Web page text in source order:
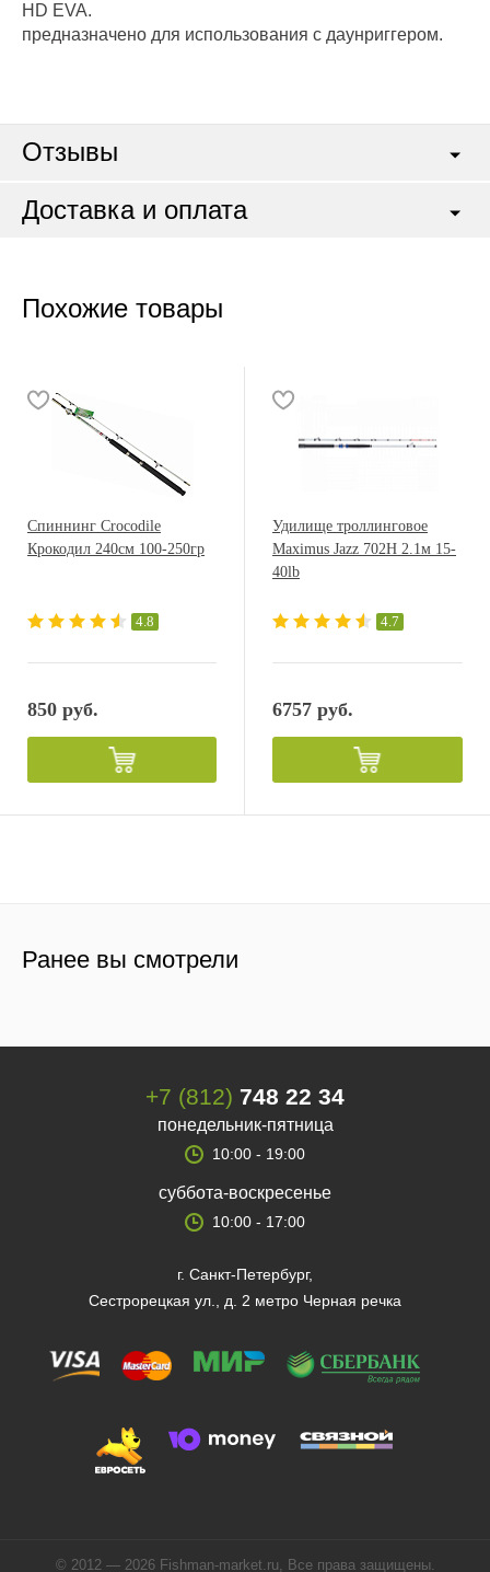
HD EVA.
предназначено для использования с даунриггером.
Отзывы
Доставка и оплата
Похожие товары
Спиннинг Crocodile
Крокодил 240см 100-250гр
4.8
850 руб.
Удилище троллинговое
Maximus Jazz 702H 2.1м 15-
40lb
4.7
6757 руб.
Ранее вы смотрели
+7 (812) 748 22 34
понедельник-пятница
10:00 - 19:00
суббота-воскресенье
10:00 - 17:00
г. Санкт-Петербург,
Сестрорецкая ул., д. 2 метро Черная речка
© 2012 — 2026 Fishman-market.ru, Все права защищены.